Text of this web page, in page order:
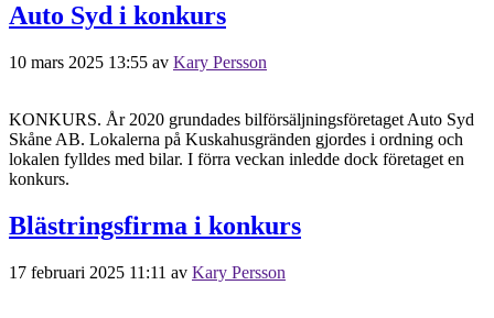
Auto Syd i konkurs
10 mars 2025 13:55 av Kary Persson
KONKURS. År 2020 grundades bilförsäljningsföretaget Auto Syd
Skåne AB. Lokalerna på Kuskahusgränden gjordes i ordning och
lokalen fylldes med bilar. I förra veckan inledde dock företaget en
konkurs.
Blästringsfirma i konkurs
17 februari 2025 11:11 av Kary Persson